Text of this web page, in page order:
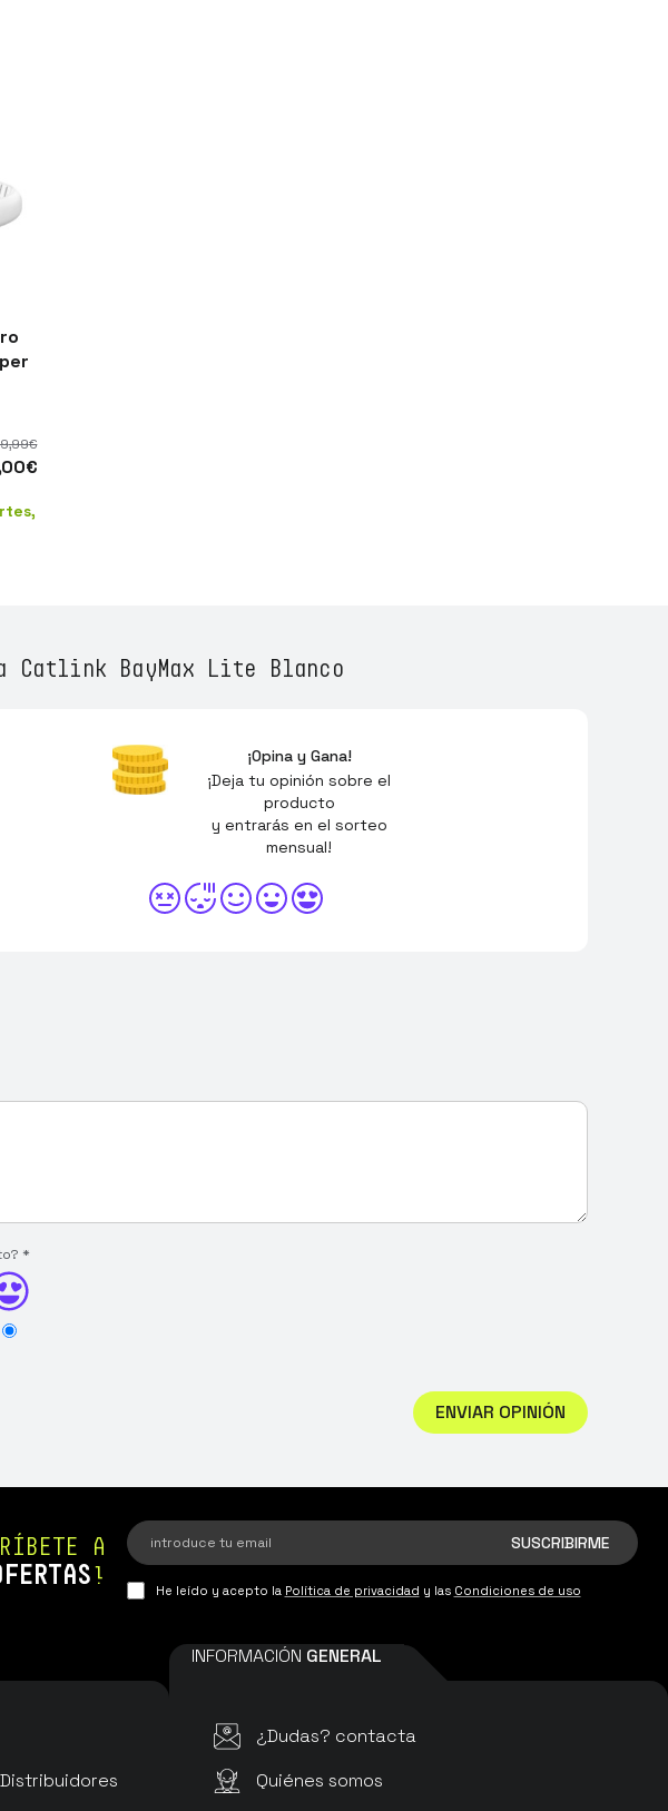
,99€
€
Catlink BayMax Lite Blanco
¡Opina y Gana!
¡Deja tu opinión sobre el
producto
y entrarás en el sorteo
mensual!
*
ENVIAR OPINIÓN
A
!
He leído y acepto la Política de privacidad y las Condiciones de uso
INFORMACIÓN GENERAL
¿Dudas? contacta
Quiénes somos